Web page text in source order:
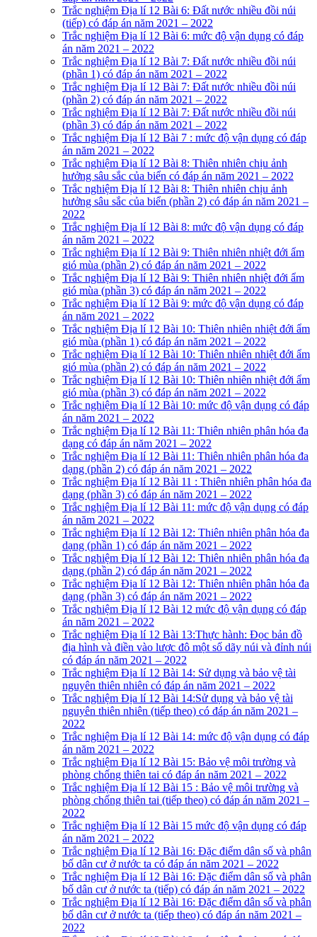
Trắc nghiệm Địa lí 12 Bài 6: Đất nước nhiều đồi núi
(tiếp) có đáp án năm 2021 – 2022
Trắc nghiệm Địa lí 12 Bài 6: mức độ vận dụng có đáp
án năm 2021 – 2022
Trắc nghiệm Địa lí 12 Bài 7: Đất nước nhiều đồi núi
(phần 1) có đáp án năm 2021 – 2022
Trắc nghiệm Địa lí 12 Bài 7: Đất nước nhiều đồi núi
(phần 2) có đáp án năm 2021 – 2022
Trắc nghiệm Địa lí 12 Bài 7: Đất nước nhiều đồi núi
(phần 3) có đáp án năm 2021 – 2022
Trắc nghiệm Địa lí 12 Bài 7 : mức độ vận dụng có đáp
án năm 2021 – 2022
Trắc nghiệm Địa lí 12 Bài 8: Thiên nhiên chịu ảnh
hưởng sâu sắc của biển có đáp án năm 2021 – 2022
Trắc nghiệm Địa lí 12 Bài 8: Thiên nhiên chịu ảnh
hưởng sâu sắc của biển (phần 2) có đáp án năm 2021 –
2022
Trắc nghiệm Địa lí 12 Bài 8: mức độ vận dụng có đáp
án năm 2021 – 2022
Trắc nghiệm Địa lí 12 Bài 9: Thiên nhiên nhiệt đới ẩm
gió mùa (phần 2) có đáp án năm 2021 – 2022
Trắc nghiệm Địa lí 12 Bài 9: Thiên nhiên nhiệt đới ẩm
gió mùa (phần 3) có đáp án năm 2021 – 2022
Trắc nghiệm Địa lí 12 Bài 9: mức độ vận dụng có đáp
án năm 2021 – 2022
Trắc nghiệm Địa lí 12 Bài 10: Thiên nhiên nhiệt đới ẩm
gió mùa (phần 1) có đáp án năm 2021 – 2022
Trắc nghiệm Địa lí 12 Bài 10: Thiên nhiên nhiệt đới ẩm
gió mùa (phần 2) có đáp án năm 2021 – 2022
Trắc nghiệm Địa lí 12 Bài 10: Thiên nhiên nhiệt đới ẩm
gió mùa (phần 3) có đáp án năm 2021 – 2022
Trắc nghiệm Địa lí 12 Bài 10: mức độ vận dụng có đáp
án năm 2021 – 2022
Trắc nghiệm Địa lí 12 Bài 11: Thiên nhiên phân hóa đa
dạng có đáp án năm 2021 – 2022
Trắc nghiệm Địa lí 12 Bài 11: Thiên nhiên phân hóa đa
dạng (phần 2) có đáp án năm 2021 – 2022
Trắc nghiệm Địa lí 12 Bài 11 : Thiên nhiên phân hóa đa
dạng (phần 3) có đáp án năm 2021 – 2022
Trắc nghiệm Địa lí 12 Bài 11: mức độ vận dụng có đáp
án năm 2021 – 2022
Trắc nghiệm Địa lí 12 Bài 12: Thiên nhiên phân hóa đa
dạng (phần 1) có đáp án năm 2021 – 2022
Trắc nghiệm Địa lí 12 Bài 12: Thiên nhiên phân hóa đa
dạng (phần 2) có đáp án năm 2021 – 2022
Trắc nghiệm Địa lí 12 Bài 12: Thiên nhiên phân hóa đa
dạng (phần 3) có đáp án năm 2021 – 2022
Trắc nghiệm Địa lí 12 Bài 12 mức độ vận dụng có đáp
án năm 2021 – 2022
Trắc nghiệm Địa lí 12 Bài 13:Thực hành: Đọc bản đồ
địa hình và điền vào lược đô một số dãy núi và đỉnh núi
có đáp án năm 2021 – 2022
Trắc nghiệm Địa lí 12 Bài 14: Sử dụng và bảo vệ tài
nguyên thiên nhiên có đáp án năm 2021 – 2022
Trắc nghiệm Địa lí 12 Bài 14:Sử dụng và bảo vệ tài
nguyên thiên nhiên (tiếp theo) có đáp án năm 2021 –
2022
Trắc nghiệm Địa lí 12 Bài 14: mức độ vận dụng có đáp
án năm 2021 – 2022
Trắc nghiệm Địa lí 12 Bài 15: Bảo vệ môi trường và
phòng chống thiên tai có đáp án năm 2021 – 2022
Trắc nghiệm Địa lí 12 Bài 15 : Bảo vệ môi trường và
phòng chống thiên tai (tiếp theo) có đáp án năm 2021 –
2022
Trắc nghiệm Địa lí 12 Bài 15 mức độ vận dụng có đáp
án năm 2021 – 2022
Trắc nghiệm Địa lí 12 Bài 16: Đặc điểm dân số và phân
bố dân cư ở nước ta có đáp án năm 2021 – 2022
Trắc nghiệm Địa lí 12 Bài 16: Đặc điểm dân số và phân
bố dân cư ở nước ta (tiếp) có đáp án năm 2021 – 2022
Trắc nghiệm Địa lí 12 Bài 16: Đặc điểm dân số và phân
bố dân cư ở nước ta (tiếp theo) có đáp án năm 2021 –
2022